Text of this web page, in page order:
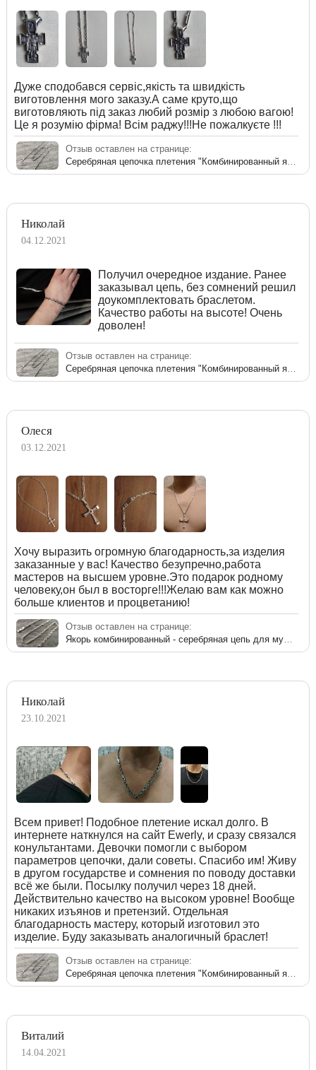
Дуже сподобався сервіс,якість та швидкість
виготовлення мого заказу.А саме круто,що
виготовляють під заказ любий розмір з любою вагою!
Це я розумію фірма! Всім раджу!!!Не пожалкуєте !!!
Отзыв оставлен на странице:
Николай
04.12.2021
Получил очередное издание. Ранее
заказывал цепь, без сомнений решил
доукомплектовать браслетом.
Качество работы на высоте! Очень
доволен!
Отзыв оставлен на странице:
Олеся
03.12.2021
Хочу выразить огромную благодарность,за изделия
заказанные у вас! Качество безупречно,работа
мастеров на высшем уровне.Это подарок родному
человеку,он был в восторге!!!Желаю вам как можно
больше клиентов и процветанию!
Отзыв оставлен на странице:
Николай
23.10.2021
Всем привет! Подобное плетение искал долго. В
интернете наткнулся на сайт Ewerly, и сразу связался
конультантами. Девочки помогли с выбором
параметров цепочки, дали советы. Спасибо им! Живу
в другом государстве и сомнения по поводу доставки
всё же были. Посылку получил через 18 дней.
Действительно качество на высоком уровне! Вообще
никаких изъянов и претензий. Отдельная
благодарность мастеру, который изготовил это
изделие. Буду заказывать аналогичный браслет!
Отзыв оставлен на странице:
Виталий
14.04.2021